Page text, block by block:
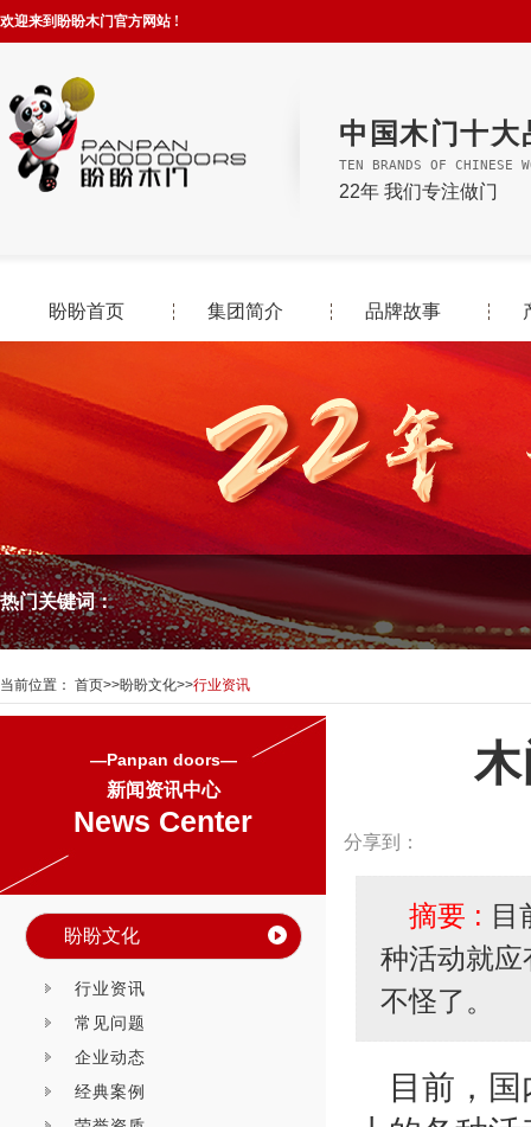
欢迎来到盼盼木门官方网站 !
中国木门十大
TEN BRANDS OF CHINESE
22年 我们专注做门
盼盼首页 集团简介 品牌故事
热门关键词：
当前位置： 首页>>盼盼文化>>行业资讯
—Panpan doors—
新闻资讯中心
News Center
盼盼文化
行业资讯
常见问题
企业动态
经典案例
分享到：
摘要 : 目
种活动就
不怪了。
目前，